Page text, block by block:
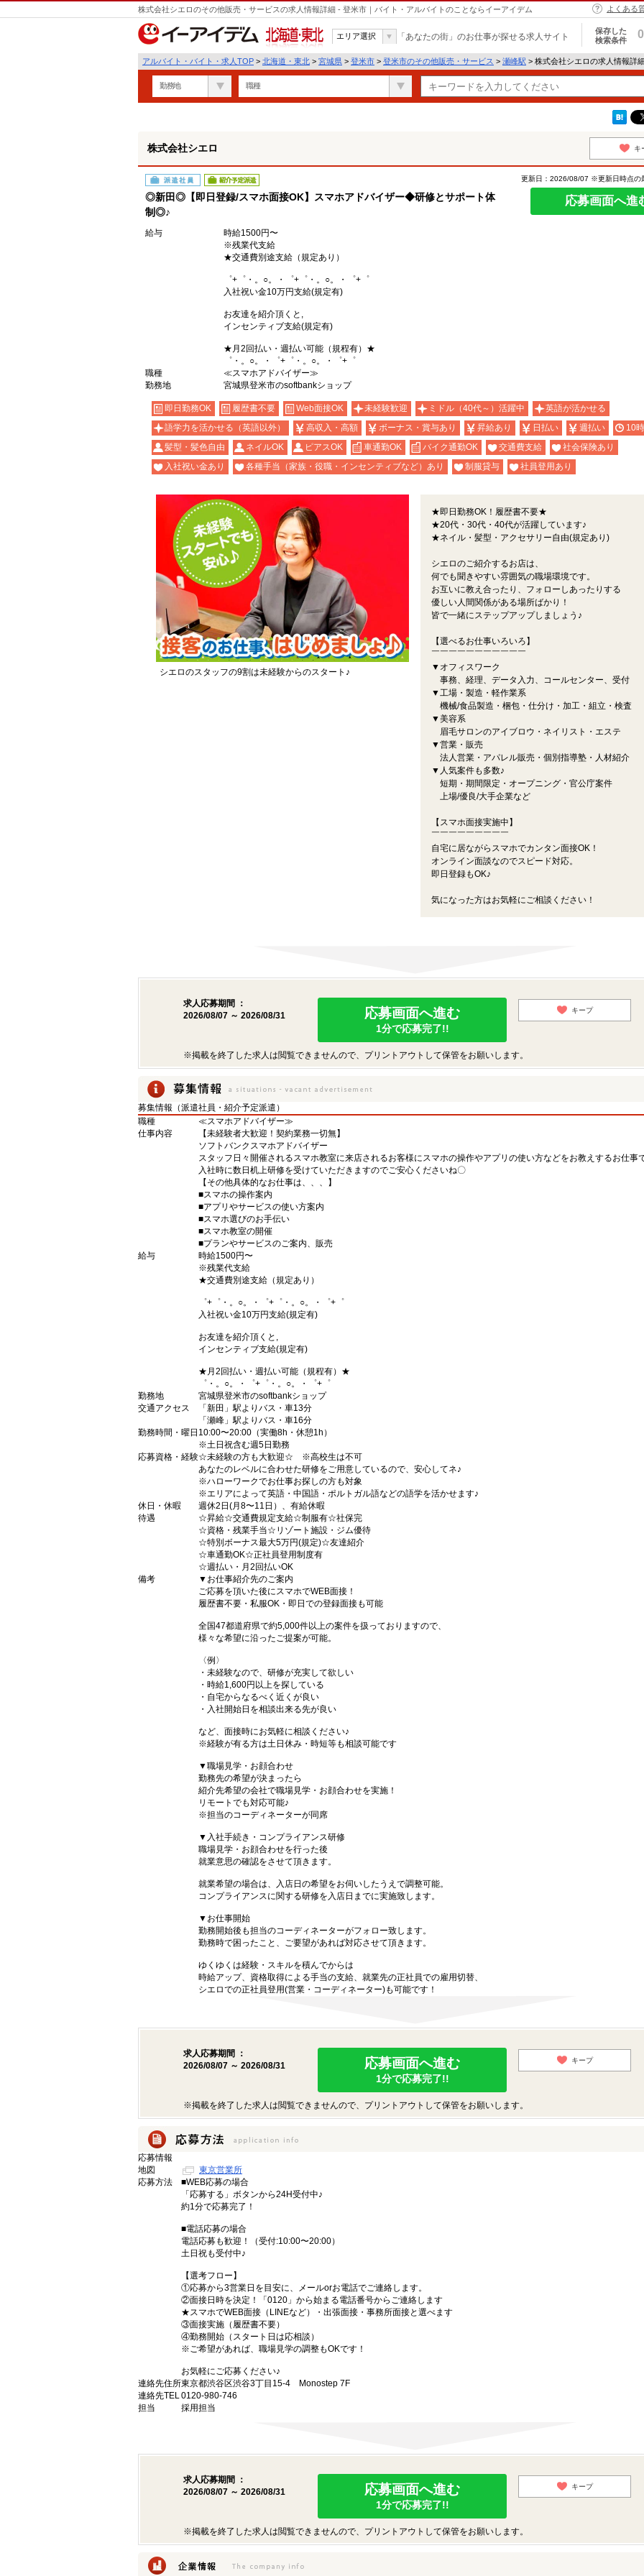
株式会社シエロのその他販売・サービスの求人情報詳細 - 登米市｜バイト・アルバイトのことならイーアイデム よくある
北海道・東北
エリア選択 「あなたの街」のお仕事が探せる求人サイト
保存した
検索条件
0
アルバイト・バイト・求人TOP > 北海道・東北 > 宮城県 > 登米市 > 登米市のその他販売・サービス > 瀬峰駅 > 株式会社シエロの求人情報詳
勤務地 職種
遣
株式会社シエロ キ
派遣社員 紹介予定派遣
◎新田◎【即日登録/スマホ面接OK】スマホアドバイザー◆研修とサポート体
制◎♪
更新日：2026/08/07 ※更新日時点の
応募画面へ進
給与
時給1500円〜
※残業代支給
★交通費別途支給（規定あり）
゜+゜・。○。・゜+゜・。○。・゜+゜
入社祝い金10万円支給(規定有)
お友達を紹介頂くと,
インセンティブ支給(規定有)
★月2回払い・週払い可能（規程有）★
゜・。○。・゜+゜・。○。・゜+゜
職種
≪スマホアドバイザー≫
勤務地
宮城県登米市のsoftbankショップ
即日勤務OK 履歴書不要 Web面接OK 未経験歓迎 ミドル（40代～）活躍中
英語が活かせる
語学力を活かせる（英語以外）
高収入・高額 ボーナス・賞与あり 昇給あり 日払い 週払い
10
髪型・髪色自由
ネイルOK ピアスOK 車通勤OK バイク通勤OK 交通費支給
社会保険あり
入社祝い金あり
各種手当（家族・役職・インセンティブなど）あり 制服貸与 社員登用あり
シエロのスタッフの9割は未経験からのスタート♪
★即日勤務OK！履歴書不要★
★20代・30代・40代が活躍しています♪
★ネイル・髪型・アクセサリー自由(規定あり)
シエロのご紹介するお店は、
何でも聞きやすい雰囲気の職場環境です。
お互いに教え合ったり、フォローしあったりする
優しい人間関係がある場所ばかり！
皆で一緒にステップアップしましょう♪
【選べるお仕事いろいろ】
￣￣￣￣￣￣￣￣￣￣￣
▼オフィスワーク
事務、経理、データ入力、コールセンター、受付
▼工場・製造・軽作業系
機械/食品製造・梱包・仕分け・加工・組立・検査
▼美容系
眉毛サロンのアイブロウ・ネイリスト・エステ
▼営業・販売
法人営業・アパレル販売・個別指導塾・人材紹介
▼人気案件も多数♪
短期・期間限定・オープニング・官公庁案件
上場/優良/大手企業など
【スマホ面接実施中】
￣￣￣￣￣￣￣￣￣
自宅に居ながらスマホでカンタン面接OK！
オンライン面談なのでスピード対応。
即日登録もOK♪
気になった方はお気軽にご相談ください！
求人応募期間 ：
2026/08/07 ～ 2026/08/31
応募画面へ進む
1分で応募完了!!
キープ
※掲載を終了した求人は閲覧できませんので、プリントアウトして保管をお願いします。
募集情報（派遣社員・紹介予定派遣）
職種
≪スマホアドバイザー≫
仕事内容
【未経験者大歓迎！契約業務一切無】
ソフトバンクスマホアドバイザー
スタッフ日々開催されるスマホ教室に来店されるお客様にスマホの操作やアプリの使い方などをお教えするお仕事
入社時に数日机上研修を受けていただきますのでご安心くださいね〇
【その他具体的なお仕事は、、、】
■スマホの操作案内
■アプリやサービスの使い方案内
■スマホ選びのお手伝い
■スマホ教室の開催
■プランやサービスのご案内、販売
給与
時給1500円〜
※残業代支給
★交通費別途支給（規定あり）
゜+゜・。○。・゜+゜・。○。・゜+゜
入社祝い金10万円支給(規定有)
お友達を紹介頂くと,
インセンティブ支給(規定有)
★月2回払い・週払い可能（規程有）★
゜・。○。・゜+゜・。○。・゜+゜
勤務地
宮城県登米市のsoftbankショップ
交通アクセス
「新田」駅よりバス・車13分
「瀬峰」駅よりバス・車16分
勤務時間・曜日 10:00〜20:00（実働8h・休憩1h）
※土日祝含む週5日勤務
応募資格・経験☆未経験の方も大歓迎☆ ※高校生は不可
あなたのレベルに合わせた研修をご用意しているので、安心してネ♪
※ハローワークでお仕事お探しの方も対象
※エリアによって英語・中国語・ポルトガル語などの語学を活かせます♪
休日・休暇
週休2日(月8〜11日）、有給休暇
待遇
☆昇給☆交通費規定支給☆制服有☆社保完
☆資格・残業手当☆リゾート施設・ジム優待
☆特別ボーナス最大5万円(規定)☆友達紹介
☆車通勤OK☆正社員登用制度有
☆週払い・月2回払いOK
備考
▼お仕事紹介先のご案内
ご応募を頂いた後にスマホでWEB面接！
履歴書不要・私服OK・即日での登録面接も可能
全国47都道府県で約5,000件以上の案件を扱っておりますので、
様々な希望に沿ったご提案が可能。
〈例〉
・未経験なので、研修が充実して欲しい
・時給1,600円以上を探している
・自宅からなるべく近くが良い
・入社開始日を相談出来る先が良い
など、面接時にお気軽に相談ください♪
※経験が有る方は土日休み・時短等も相談可能です
▼職場見学・お顔合わせ
勤務先の希望が決まったら
紹介先希望の会社で職場見学・お顔合わせを実施！
リモートでも対応可能♪
※担当のコーディネーターが同席
▼入社手続き・コンプライアンス研修
職場見学・お顔合わせを行った後
就業意思の確認をさせて頂きます。
就業希望の場合は、入店日の希望をお伺いしたうえで調整可能。
コンプライアンスに関する研修を入店日までに実施致します。
▼お仕事開始
勤務開始後も担当のコーディネーターがフォロー致します。
勤務時で困ったこと、ご要望があれば対応させて頂きます。
ゆくゆくは経験・スキルを積んでからは
時給アップ、資格取得による手当の支給、就業先の正社員での雇用切替、
シエロでの正社員登用(営業・コーディネーター)も可能です！
求人応募期間 ：
2026/08/07 ～ 2026/08/31
応募画面へ進む
1分で応募完了!!
キープ
※掲載を終了した求人は閲覧できませんので、プリントアウトして保管をお願いします。
応募情報
地図
東京営業所
応募方法
■WEB応募の場合
「応募する」ボタンから24H受付中♪
約1分で応募完了！
■電話応募の場合
電話応募も歓迎！（受付:10:00〜20:00）
土日祝も受付中♪
【選考フロー】
①応募から3営業日を目安に、メールorお電話でご連絡します。
②面接日時を決定！「0120」から始まる電話番号からご連絡します
★スマホでWEB面接（LINEなど）・出張面接・事務所面接と選べます
③面接実施（履歴書不要）
④勤務開始（スタート日は応相談）
※ご希望があれば、職場見学の調整もOKです！
お気軽にご応募ください♪
連絡先住所東京都渋谷区渋谷3丁目15-4 Monostep 7F
連絡先TEL0120-980-746
担当
採用担当
求人応募期間 ：
2026/08/07 ～ 2026/08/31
応募画面へ進む
1分で応募完了!!
キープ
※掲載を終了した求人は閲覧できませんので、プリントアウトして保管をお願いします。